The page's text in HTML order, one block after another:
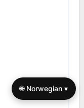
🌐 Norwegian ▾